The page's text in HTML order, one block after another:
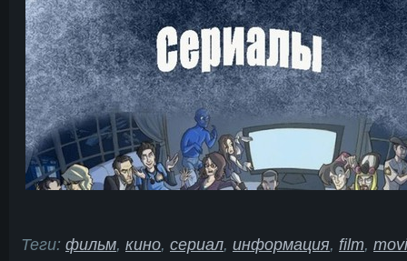
Теги: фильм, кино, сериал, информация, film,